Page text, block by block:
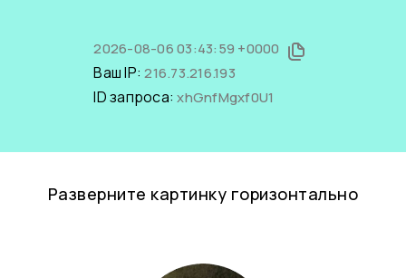
2026-08-06 03:43:59 +0000
Ваш IP:216.73.216.193
ID запроса:xhGnfMgxf0U1
Разверните картинку горизонтально